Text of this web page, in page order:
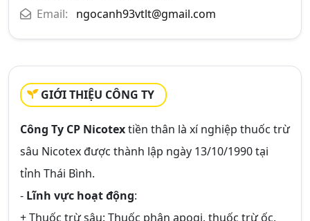
Email:
ngocanh93vtlt@gmail.com
GIỚI THIỆU CÔNG TY
Công Ty CP Nicotextiền thân là xí nghiệp thuốc trừ
sâu Nicotex được thành lập ngày 13/10/1990 tại
tỉnh Thái Bình.
- Lĩnh vực hoạt động:
+ Thuốc trừ sâu: Thuốc phân apogi, thuốc trừ ốc,